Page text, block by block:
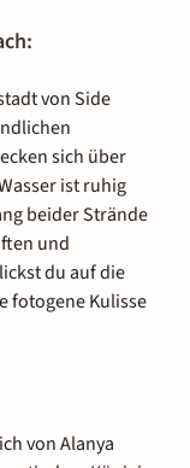
von Side
sich über
ist ruhig
beider Strände
und
du auf die
fotogene Kulisse
von Alanya